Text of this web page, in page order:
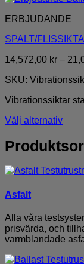
ERBJUDANDE
SPALT/
14,572,00 kr –
SKU:
Vibrationssiktar
Välj alternativ
här
produkten
flera
De
alternativen
kan
väljas
produktsidan
Asfalt
Alla våra
prisvärda, och
varmblandade